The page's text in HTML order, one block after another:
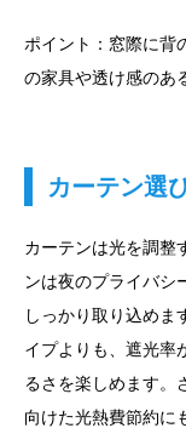
ポイント：窓際に背
の家具や透け感のあ
カーテン選
カーテンは光を調整
ンは夜のプライバシ
しっかり取り込めま
イプよりも、遮光率
るさを楽しめます。
向けた光熱費節約に